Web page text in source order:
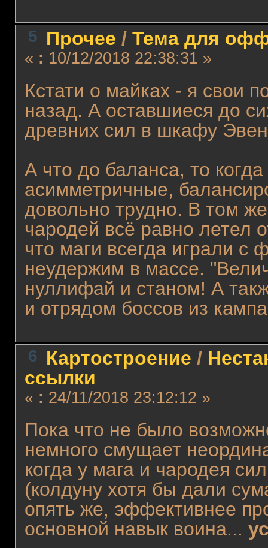
5 Прочее / Тема для
« : 10/12/2018 22:38:31 »
Кстати о майках - я свои
назад. А оставшиеся до
древних сил в шкафу
А что до баланса, то
асимметричные,
довольно трудно. В том
чародей всё равно летел
что маги всегда играли
неудержим в массе.
нуллифай и станом! А
и отрядом боссов из
6 Картостроение /
ссылки
« : 24/11/2018 23:12:12 »
Пока что не было
немного смущает
когда у мага и чародея
(колдуну хотя бы дали
опять же, эффективнее
основной навык воина...